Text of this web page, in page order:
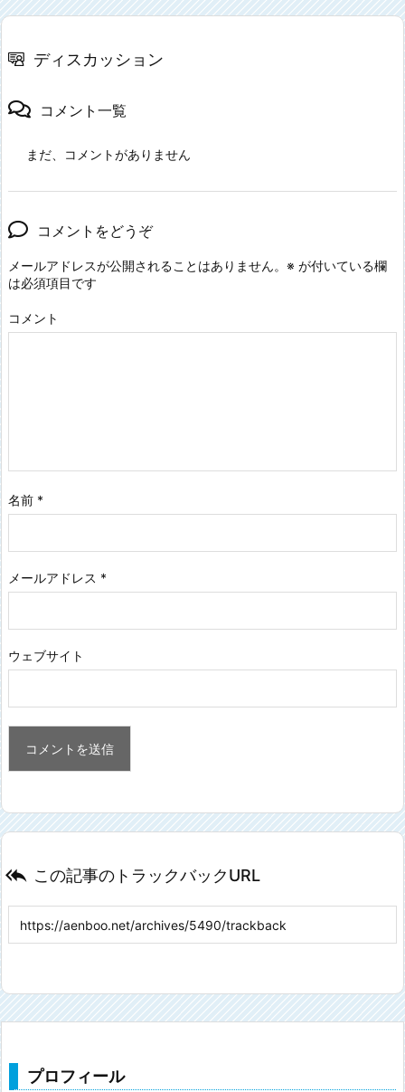
ディスカッション
コメント一覧
まだ、コメントがありません
コメントをどうぞ
メールアドレスが公開されることはありません。 ※ が付いている欄
は必須項目です
コメント
名前 *
メールアドレス *
ウェブサイト
 この記事のトラックバックURL
プロフィール